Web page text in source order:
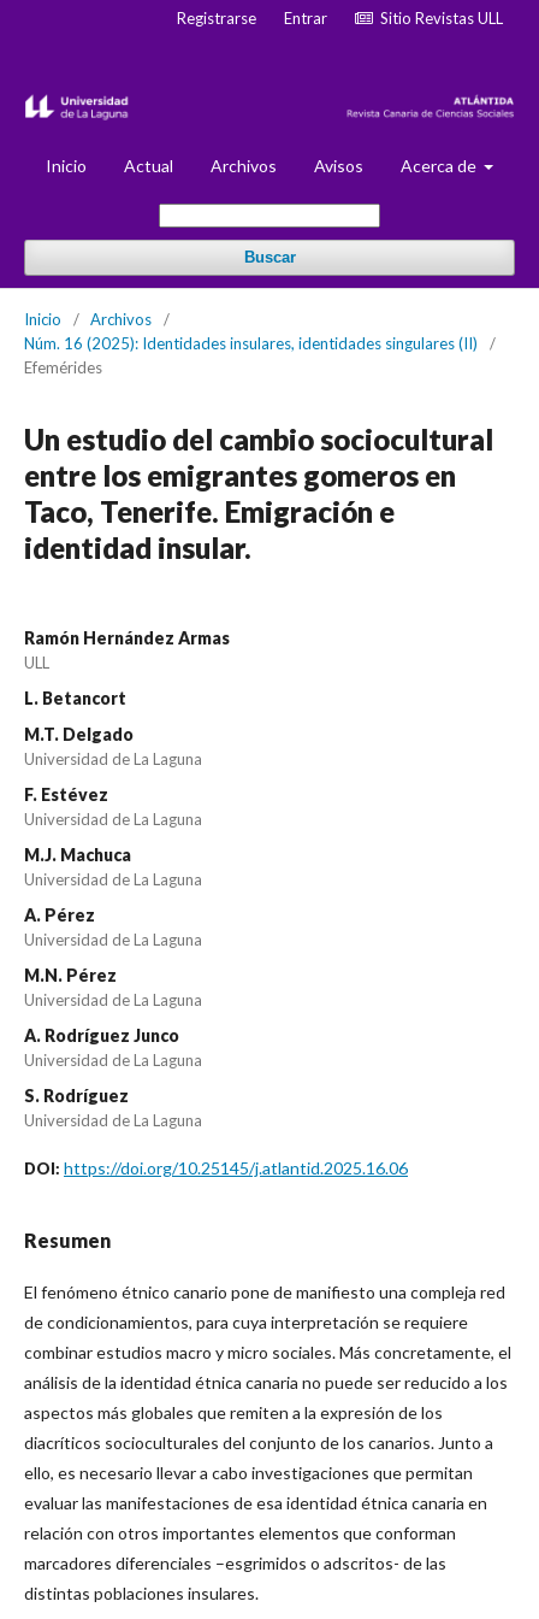
Inicio Actual Archivos Avisos Acerca de
Buscar
Registrarse Entrar Sitio Revistas ULL
Inicio / Archivos
/
Núm. 16 (2025): Identidades insulares, identidades singulares (II)
/
Efemérides
Un estudio del cambio sociocultural
entre los emigrantes gomeros en
Taco, Tenerife. Emigración e
identidad insular.
Ramón Hernández Armas
ULL
L. Betancort
M.T. Delgado
Universidad de La Laguna
F. Estévez
Universidad de La Laguna
M.J. Machuca
Universidad de La Laguna
A. Pérez
Universidad de La Laguna
M.N. Pérez
Universidad de La Laguna
A. Rodríguez Junco
Universidad de La Laguna
S. Rodríguez
Universidad de La Laguna
DOI: https://doi.org/10.25145/j.atlantid.2025.16.06
Resumen
El fenómeno étnico canario pone de manifiesto una compleja red
de condicionamientos, para cuya interpretación se requiere
combinar estudios macro y micro sociales. Más concretamente, el
análisis de la identidad étnica canaria no puede ser reducido a los
aspectos más globales que remiten a la expresión de los
diacríticos socioculturales del conjunto de los canarios. Junto a
ello, es necesario llevar a cabo investigaciones que permitan
evaluar las manifestaciones de esa identidad étnica canaria en
relación con otros importantes elementos que conforman
marcadores diferenciales –esgrimidos o adscritos- de las
distintas poblaciones insulares.